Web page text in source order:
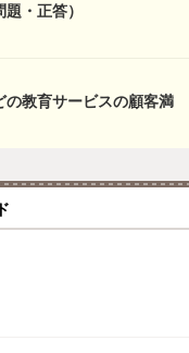
・正答）
の教育サービスの顧客満